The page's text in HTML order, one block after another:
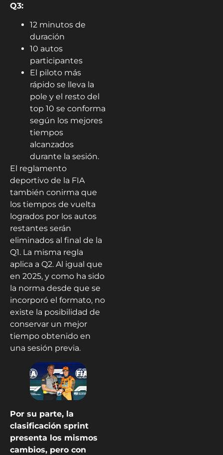
Q3:
12 minutos de
duración
10 autos
participantes
El piloto más
rápido se lleva la
pole y el resto del
top 10 se conforma
según los mejores
tiempos
alcanzados
durante la sesión.
El reglamento
deportivo de la FIA
también conirma que
los tiempos de vuelta
logrados por los autos
restantes serán
eliminados al final de la
Q1. La misma regla
aplica a Q2. Al igual que
en 2025, y como ha sido
la norma desde que se
incorporó el formato, no
existe la posibilidad de
conservar un mejor
tiempo obtenido en
una sesión previa.
Por su parte, la
clasificación sprint
presenta los mismos
cambios, pero con